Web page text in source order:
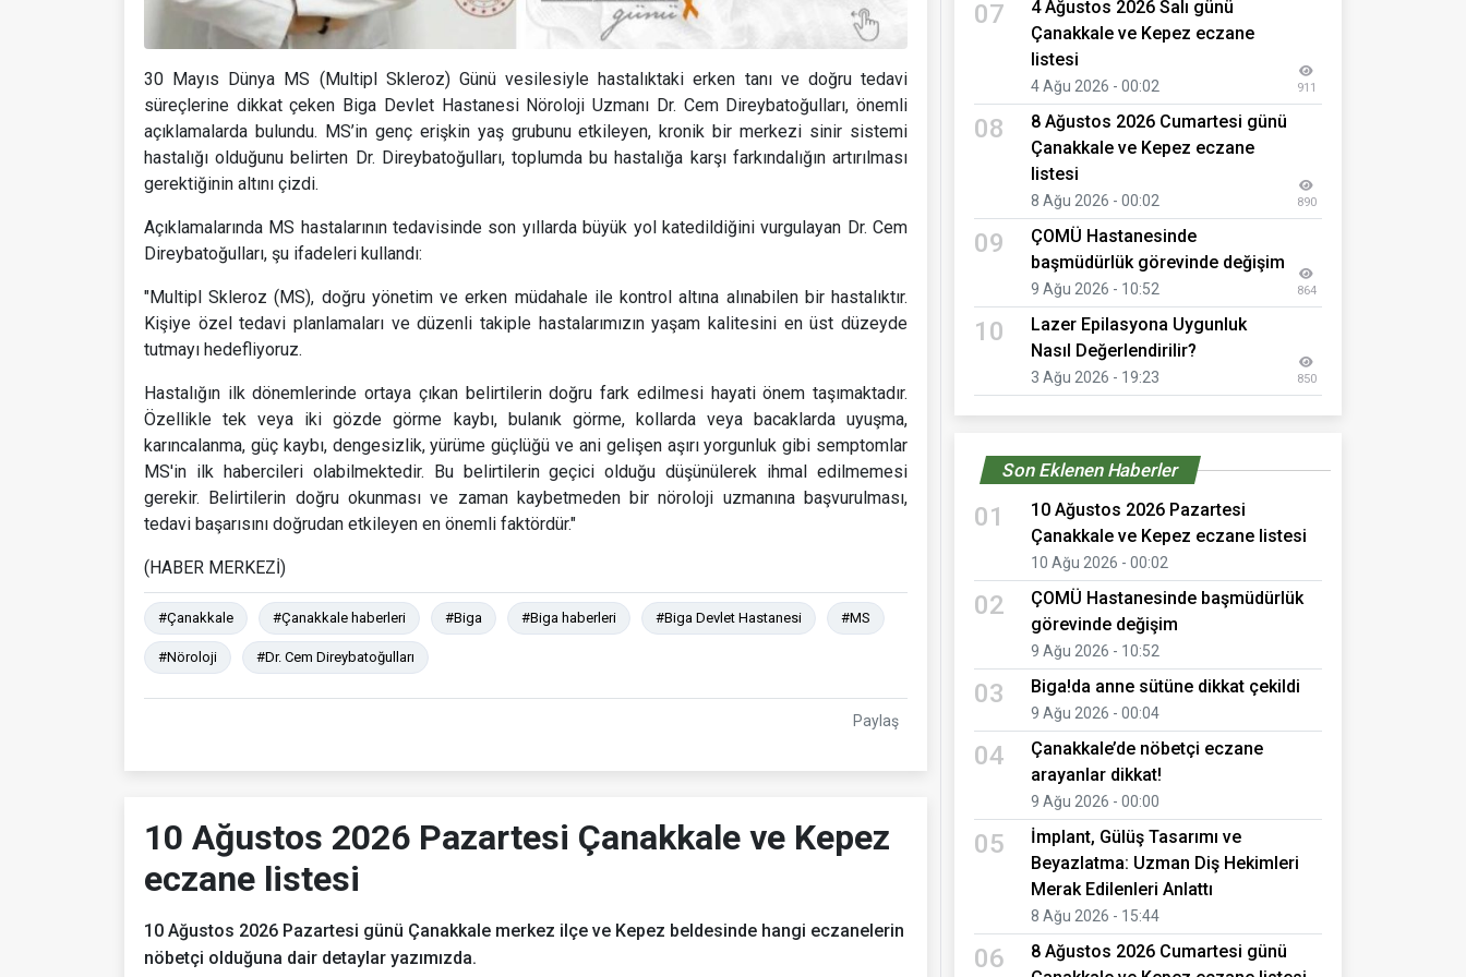
30 Mayıs Dünya MS (Multipl Skleroz) Günü vesilesiyle hastalıktaki erken tanı ve doğru tedavi
süreçlerine dikkat çeken Biga Devlet Hastanesi Nöroloji Uzmanı Dr. Cem Direybatoğulları, önemli
açıklamalarda bulundu. MS’in genç erişkin yaş grubunu etkileyen, kronik bir merkezi sinir sistemi
hastalığı olduğunu belirten Dr. Direybatoğulları, toplumda bu hastalığa karşı farkındalığın artırılması
gerektiğinin altını çizdi.
Açıklamalarında MS hastalarının tedavisinde son yıllarda büyük yol katedildiğini vurgulayan Dr. Cem
Direybatoğulları, şu ifadeleri kullandı:
"Multipl Skleroz (MS), doğru yönetim ve erken müdahale ile kontrol altına alınabilen bir hastalıktır.
Kişiye özel tedavi planlamaları ve düzenli takiple hastalarımızın yaşam kalitesini en üst düzeyde
tutmayı hedefliyoruz.
Hastalığın ilk dönemlerinde ortaya çıkan belirtilerin doğru fark edilmesi hayati önem taşımaktadır.
Özellikle tek veya iki gözde görme kaybı, bulanık görme, kollarda veya bacaklarda uyuşma,
karıncalanma, güç kaybı, dengesizlik, yürüme güçlüğü ve ani gelişen aşırı yorgunluk gibi semptomlar
MS'in ilk habercileri olabilmektedir. Bu belirtilerin geçici olduğu düşünülerek ihmal edilmemesi
gerekir. Belirtilerin doğru okunması ve zaman kaybetmeden bir nöroloji uzmanına başvurulması,
tedavi başarısını doğrudan etkileyen en önemli faktördür."
(HABER MERKEZİ)
#Çanakkale #Çanakkale haberleri #Biga #Biga haberleri #Biga Devlet Hastanesi #MS
#Nöroloji #Dr. Cem Direybatoğulları
Paylaş
10 Ağustos 2026 Pazartesi Çanakkale ve Kepez
eczane listesi
10 Ağustos 2026 Pazartesi günü Çanakkale merkez ilçe ve Kepez beldesinde hangi eczanelerin
nöbetçi olduğuna dair detaylar yazımızda.
07
4 Ağustos 2026 Salı günü
Çanakkale ve Kepez eczane
listesi
4 Ağu 2026 - 00:02 911
08
8 Ağustos 2026 Cumartesi günü
Çanakkale ve Kepez eczane
listesi
8 Ağu 2026 - 00:02 890
09
ÇOMÜ Hastanesinde
başmüdürlük görevinde değişim
9 Ağu 2026 - 10:52 864
10
Lazer Epilasyona Uygunluk
Nasıl Değerlendirilir?
3 Ağu 2026 - 19:23 850
Son Eklenen Haberler
01
10 Ağustos 2026 Pazartesi
Çanakkale ve Kepez eczane listesi
10 Ağu 2026 - 00:02
02
ÇOMÜ Hastanesinde başmüdürlük
görevinde değişim
9 Ağu 2026 - 10:52
03 Biga!da anne sütüne dikkat çekildi
9 Ağu 2026 - 00:04
04
Çanakkale’de nöbetçi eczane
arayanlar dikkat!
9 Ağu 2026 - 00:00
05
İmplant, Gülüş Tasarımı ve
Beyazlatma: Uzman Diş Hekimleri
Merak Edilenleri Anlattı
8 Ağu 2026 - 15:44
06
8 Ağustos 2026 Cumartesi günü